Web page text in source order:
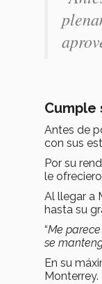
Cumple
Antes de
con sus
Por su
le
Al llegar a
hasta su
“Me
se
En su
Monterrey.